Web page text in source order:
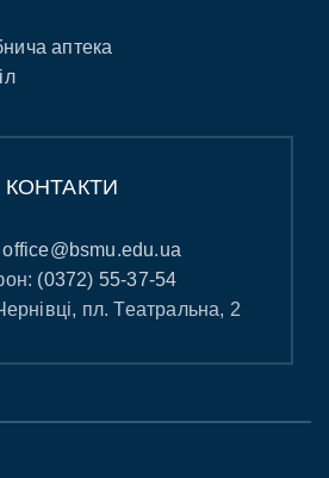
аптека
КОНТАКТИ
office@bsmu.edu.ua
(0372) 55-37-54
пл. Театральна, 2